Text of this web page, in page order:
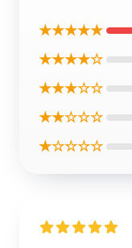
★★★★★
★★★★☆
★★★☆☆
★★☆☆☆
★☆☆☆☆